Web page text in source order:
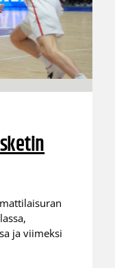
ja viimeksi